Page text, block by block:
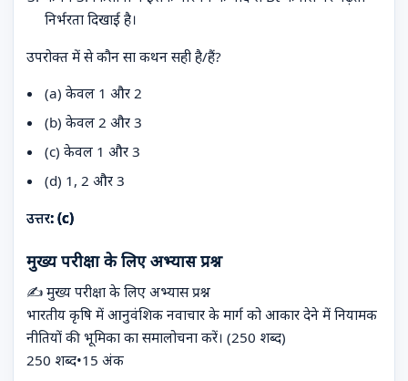
निर्भरता दिखाई है।
उपरोक्त में से कौन सा कथन सही है/हैं?
(a) केवल 1 और 2
(b) केवल 2 और 3
(c) केवल 1 और 3
(d) 1, 2 और 3
उत्तर: (c)
मुख्य परीक्षा के लिए अभ्यास प्रश्न
✍ मुख्य परीक्षा के लिए अभ्यास प्रश्न
भारतीय कृषि में आनुवंशिक नवाचार के मार्ग को आकार देने में नियामक
नीतियों की भूमिका का समालोचना करें। (250 शब्द)
250 शब्द•15 अंक